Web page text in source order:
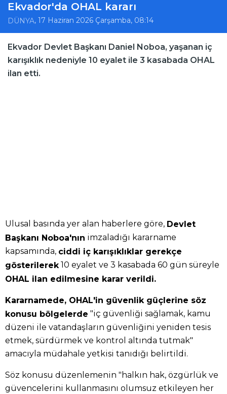
Ekvador'da OHAL kararı
DÜNYA, 17 Haziran 2026 Çarşamba, 08:14
Ekvador Devlet Başkanı Daniel Noboa, yaşanan iç
karışıklık nedeniyle 10 eyalet ile 3 kasabada OHAL
ilan etti.
Ulusal basında yer alan haberlere göre, Devlet
Başkanı Noboa'nın imzaladığı kararname
kapsamında, ciddi iç karışıklıklar gerekçe
gösterilerek 10 eyalet ve 3 kasabada 60 gün süreyle
OHAL ilan edilmesine karar verildi.
Kararnamede, OHAL'in güvenlik güçlerine söz
konusu bölgelerde "iç güvenliği sağlamak, kamu
düzeni ile vatandaşların güvenliğini yeniden tesis
etmek, sürdürmek ve kontrol altında tutmak"
amacıyla müdahale yetkisi tanıdığı belirtildi.
Söz konusu düzenlemenin "halkın hak, özgürlük ve
güvencelerini kullanmasını olumsuz etkileyen her